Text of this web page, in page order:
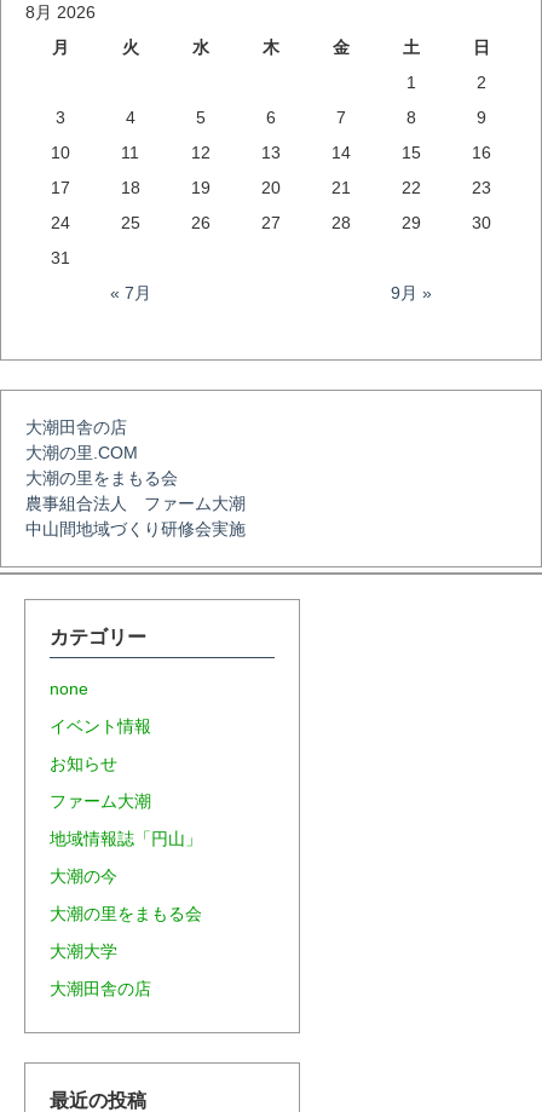
ナ
ビ
ゲ
ー
ョ
ン
8月 2026
月
火 水 木 金 土
日
1
2
3
4 5 6 7 8
9
10
11 12 13 14 15
16
17
18 19 20 21 22
23
24
25 26 27 28 29
30
31
« 7月
9月 »
大潮田舎の店
大潮の里.COM
大潮の里をまもる会
農事組合法人 ファーム大潮
中山間地域づくり研修会実施
カテゴリー
none
イベント情報
お知らせ
ファーム大潮
地域情報誌「円山」
大潮の今
大潮の里をまもる会
大潮大学
大潮田舎の店
最近の投稿